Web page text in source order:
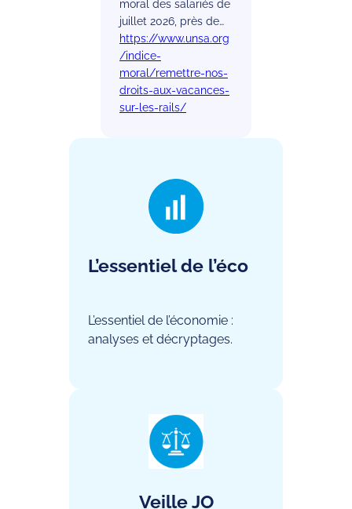
moral des salariés de
juillet 2026, près de…
https://www.unsa.org
/indice-
moral/remettre-nos-
droits-aux-vacances-
sur-les-rails/
L’essentiel de l’éco
L’essentiel de l’économie :
analyses et décryptages.
Veille JO